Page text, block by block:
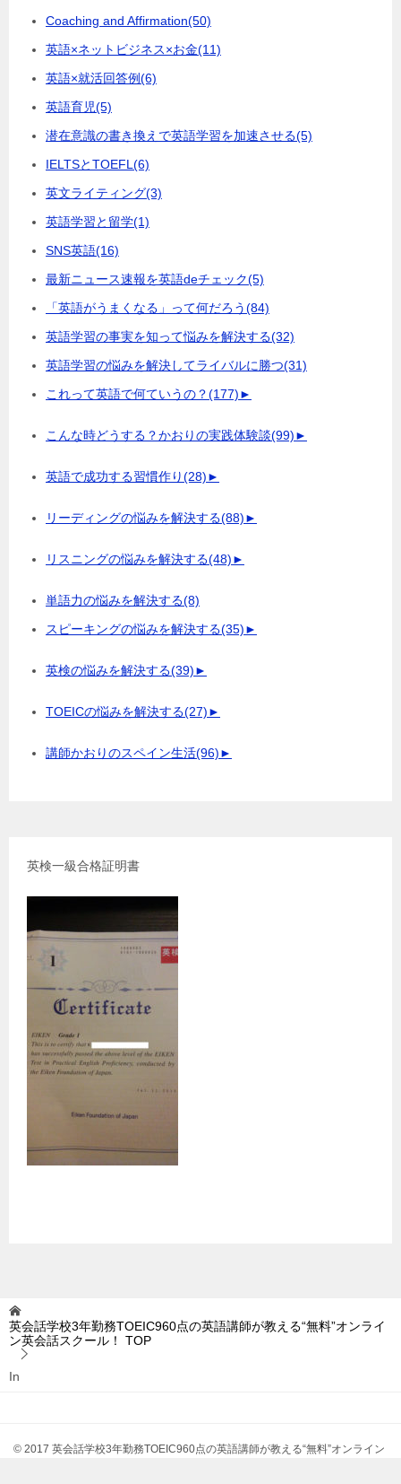
Coaching and Affirmation(50)
英語×ネットビジネス×お金(11)
英語×就活回答例(6)
英語育児(5)
潜在意識の書き換えで英語学習を加速させる(5)
IELTSとTOEFL (6)
英文ライティング(3)
英語学習と留学(1)
SNS英語(16)
最新ニュース速報を英語deチェック(5)
「英語がうまくなる」って何だろう(84)
英語学習の事実を知って悩みを解決する(32)
英語学習の悩みを解決してライバルに勝つ(31)
これって英語で何ていうの？(177)►
こんな時どうする？かおりの実践体験談(99)►
英語で成功する習慣作り(28)►
リーディングの悩みを解決する(88)►
リスニングの悩みを解決する(48)►
単語力の悩みを解決する(8)
スピーキングの悩みを解決する(35)►
英検の悩みを解決する(39)►
TOEICの悩みを解決する(27)►
講師かおりのスペイン生活(96)►
英検一級合格証明書
英会話学校3年勤務TOEIC960点の英語講師が教える“無料”オンライ
ン英会話スクール！
TOP
In
© 2017 英会話学校3年勤務TOEIC960点の英語講師が教える“無料”オンライン